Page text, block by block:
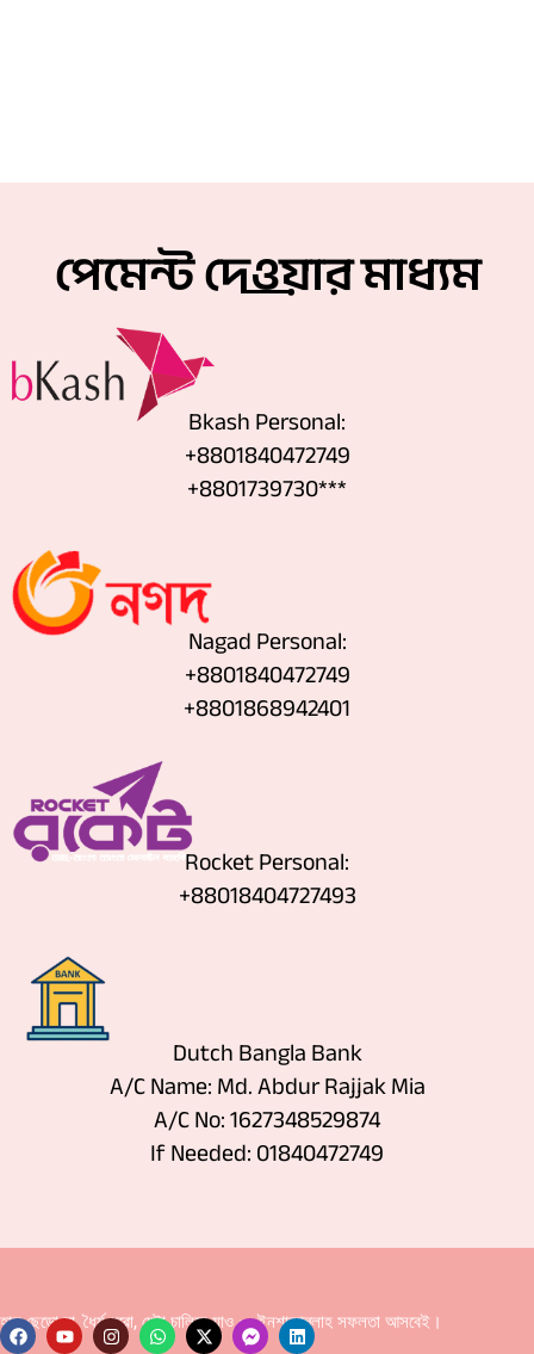
পেমেন্ট দেওয়ার মাধ্যম
Bkash Personal:
+8801840472749
+8801739730***
Nagad Personal:
+8801840472749
‪+8801868942401
Rocket Personal:
+88018404727493
Dutch Bangla Bank
A/C Name: Md. Abdur Rajjak Mia
A/C No: 1627348529874
If Needed: 01840472749
হাল ছেড়ো না, ধৈর্য ধরো, চেষ্টা চালিয়ে যাও — ইনশাআল্লাহ সফলতা আসবেই।